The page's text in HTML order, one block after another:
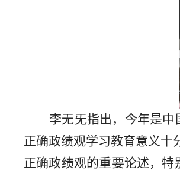
李无旡指出，今年是中
正确政绩观学习教育意义十
正确政绩观的重要论述，